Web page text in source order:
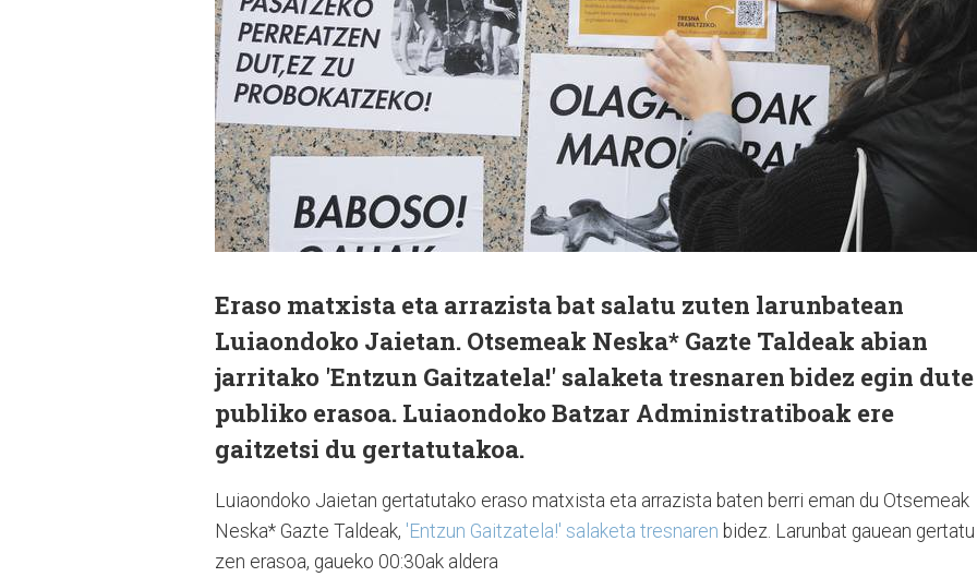
Eraso matxista eta arrazista bat salatu zuten larunbatean
Luiaondoko Jaietan. Otsemeak Neska* Gazte Taldeak abian
jarritako 'Entzun Gaitzatela!' salaketa tresnaren bidez egin dute
publiko erasoa. Luiaondoko Batzar Administratiboak ere
gaitzetsi du gertatutakoa.
Luiaondoko Jaietan gertatutako eraso matxista eta arrazista baten berri eman du Otsemeak
Neska* Gazte Taldeak, 'Entzun Gaitzatela!' salaketa tresnaren bidez. Larunbat gauean gertatu
zen erasoa, gaueko 00:30ak aldera